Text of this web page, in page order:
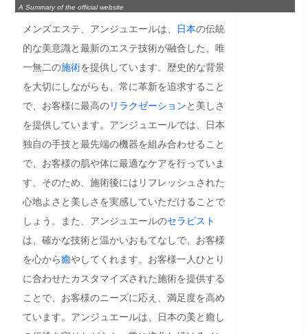
A Summary of the official website
メンズエステ、アンジュエールは、 日本の伝統
的な美意識と最新のエステ技術が融合した、唯
一無二の施術を提供しています。歴史的な背景
を大切にしながらも、常に革新を追求すること
で、お客様に最高のリラクゼーションと美しさ
を提供しています。アンジュエールでは、日本
独自の手技と最先端の機器を組み合わせること
で、お客様の肌や体に最適なケアを行っていま
す。そのため、施術後にはリフレッシュされた
心地よさと美しさを実感していただけることで
しょう。また、アンジュエールのセラピスト
は、確かな技術と温かいおもてなしで、お客様
を心から癒やしてくれます。お客様一人ひとり
に合わせたカスタマイズされた施術を提供する
ことで、お客様のニーズに応え、満足度を高め
ています。アンジュエールは、日本の美と癒し